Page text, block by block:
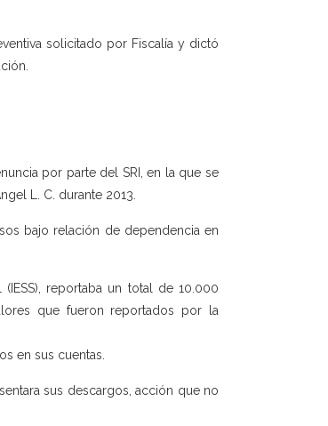
solicitado por Fiscalía y dictó
por parte del SRI, en la que se
L. C. durante 2013.
bajo relación de dependencia en
reportaba un total de 10.000
que fueron reportados por la
en sus cuentas.
sus descargos, acción que no